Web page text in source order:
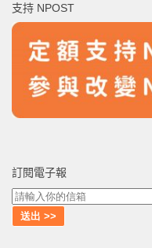
字:
支持 NPOST
訂閱電子報